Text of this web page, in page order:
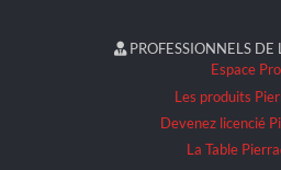
PROFESSIONNELS DE
Espace Pro
Les produits
Devenez licencié
La Table